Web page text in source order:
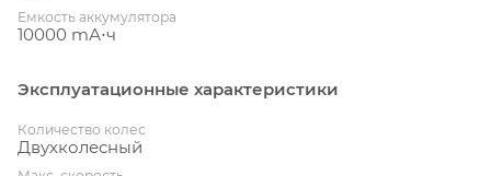
Емкость аккумулятора
10000 mА⋅ч
Эксплуатационные характеристики
Количество колес
Двухколесный